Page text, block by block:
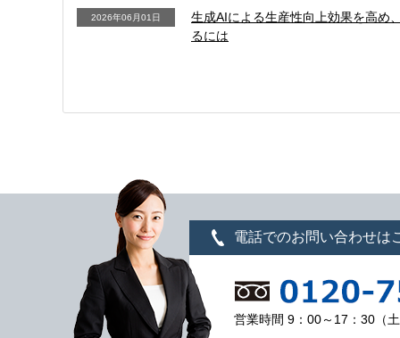
2026年06月01日
生成AIによる生産性向上効果を高め
るには
電話でのお問い合わせは
営業時間 9：00～17：30（